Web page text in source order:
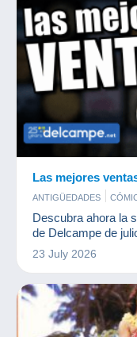
Las mejores
ANTIGÜEDADES
POSTALES
SELLOS
Descubra ahora la
de Delcampe de
23 July 2026